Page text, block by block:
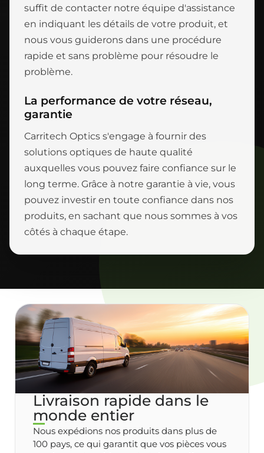
suffit de contacter notre équipe d'assistance
en indiquant les détails de votre produit, et
nous vous guiderons dans une procédure
rapide et sans problème pour résoudre le
problème.
La performance de votre réseau,
garantie
Carritech Optics s'engage à fournir des
solutions optiques de haute qualité
auxquelles vous pouvez faire confiance sur le
long terme. Grâce à notre garantie à vie, vous
pouvez investir en toute confiance dans nos
produits, en sachant que nous sommes à vos
côtés à chaque étape.
Livraison rapide dans le
monde entier
Nous expédions nos produits dans plus de
100 pays, ce qui garantit que vos pièces vous